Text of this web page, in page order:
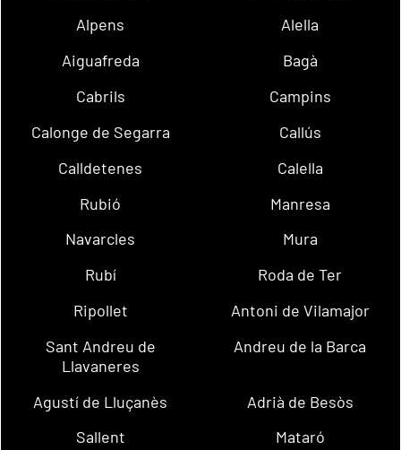
Alpens
Alella
Aiguafreda
Bagà
Cabrils
Campins
Calonge de Segarra
Callús
Calldetenes
Calella
Rubió
Manresa
Navarcles
Mura
Rubí
Roda de Ter
Ripollet
Antoni de Vilamajor
Sant Andreu de
Llavaneres
Andreu de la Barca
Agustí de Lluçanès
Adrià de Besòs
Sallent
Mataró